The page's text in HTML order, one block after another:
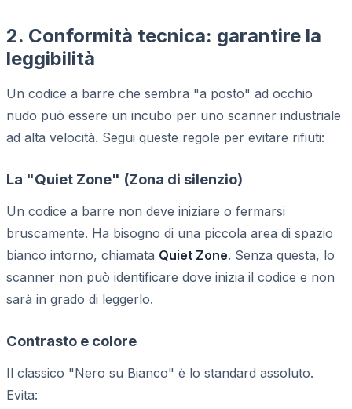
2. Conformità tecnica: garantire la
leggibilità
Un codice a barre che sembra "a posto" ad occhio
nudo può essere un incubo per uno scanner industriale
ad alta velocità. Segui queste regole per evitare rifiuti:
La "Quiet Zone" (Zona di silenzio)
Un codice a barre non deve iniziare o fermarsi
bruscamente. Ha bisogno di una piccola area di spazio
bianco intorno, chiamata Quiet Zone. Senza questa, lo
scanner non può identificare dove inizia il codice e non
sarà in grado di leggerlo.
Contrasto e colore
Il classico "Nero su Bianco" è lo standard assoluto.
Evita: